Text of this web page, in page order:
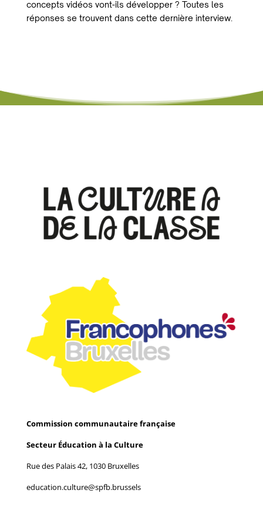
concepts vidéos vont-ils développer ? Toutes les
réponses se trouvent dans cette dernière interview.
Commission communautaire française
Secteur Éducation à la Culture
Rue des Palais 42, 1030 Bruxelles
education.culture@spfb.brussels